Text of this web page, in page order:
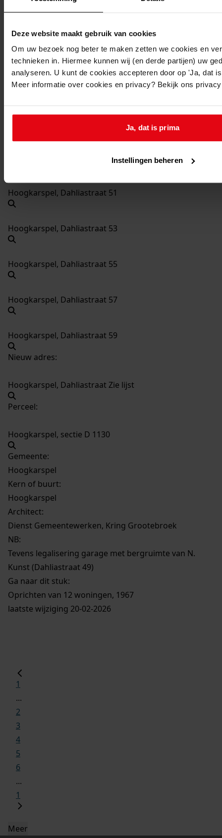
Deze website maakt gebruik van cookies
Om uw bezoek nog beter te maken zetten we cookies en
technieken in. Hiermee kunnen wij (en derde partijen) uw
analyseren. U kunt de cookies accepteren door op 'Ja, dat
Meer informatie over cookies en privacy? Bekijk ons
Ja, dat is prima
Instellingen beheren
Hoogkarspel, Dahliastraat 41
Hoogkarspel, Dahliastraat 43
Hoogkarspel, Dahliastraat 45
Hoogkarspel, Dahliastraat 49
Hoogkarspel, Dahliastraat 51
Hoogkarspel, Dahliastraat 53
Hoogkarspel, Dahliastraat 55
Hoogkarspel, Dahliastraat 57
Hoogkarspel, Dahliastraat 59
Nieuw adres:
Hoogkarspel, Dahliastraat Zie lijst
Perceel:
Hoogkarspel, sectie D 1130
Gemeente:
Hoogkarspel
Kern of buurt:
Hoogkarspel
Architect:
Dienst Gemeentewerken, Kring Grootebroek
NB:
Tevens legalisering garage met bergruimte van N.
Kunst (Dahliastraat 49)
Ga naar dit stuk:
Oprichten van 12 woningen, 1967
laatste wijziging 20-02-2026
1
...
2
3
4
5
6
...
1
Meer